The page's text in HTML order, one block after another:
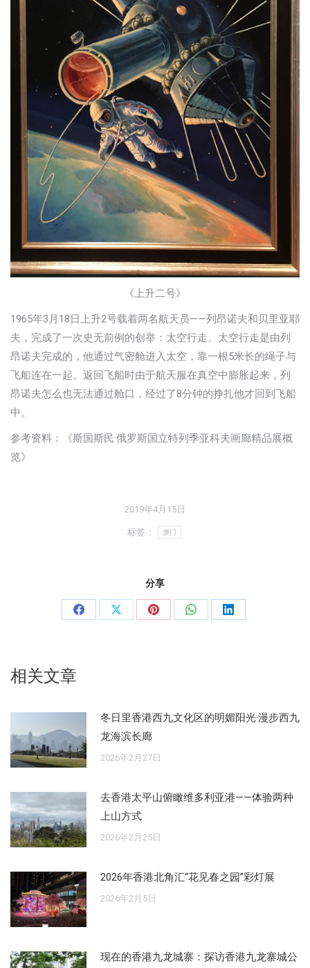
《上升二号》
1965年3月18日上升2号载着两名航天员——列昂诺夫和贝里亚耶
夫，完成了一次史无前例的创举：太空行走。太空行走是由列
昂诺夫完成的，他通过气密舱进入太空，靠一根5米长的绳子与
飞船连在一起。返回飞船时由于航天服在真空中膨胀起来，列
昂诺夫怎么也无法通过舱口，经过了8分钟的挣扎他才回到飞船
中。
参考资料：《斯国斯民·俄罗斯国立特列季亚科夫画廊精品展概
览》
2019年4月15日
标签： 澳门
分享
分
分
分
分
分
相关文章
冬日里香港西九文化区的明媚阳光·漫步西九
龙海滨长廊
2026年2月27日
去香港太平山俯瞰维多利亚港——体验两种
上山方式
2026年2月25日
2026年香港北角汇“花见春之园”彩灯展
2026年2月5日
现在的香港九龙城寨：探访香港九龙寨城公